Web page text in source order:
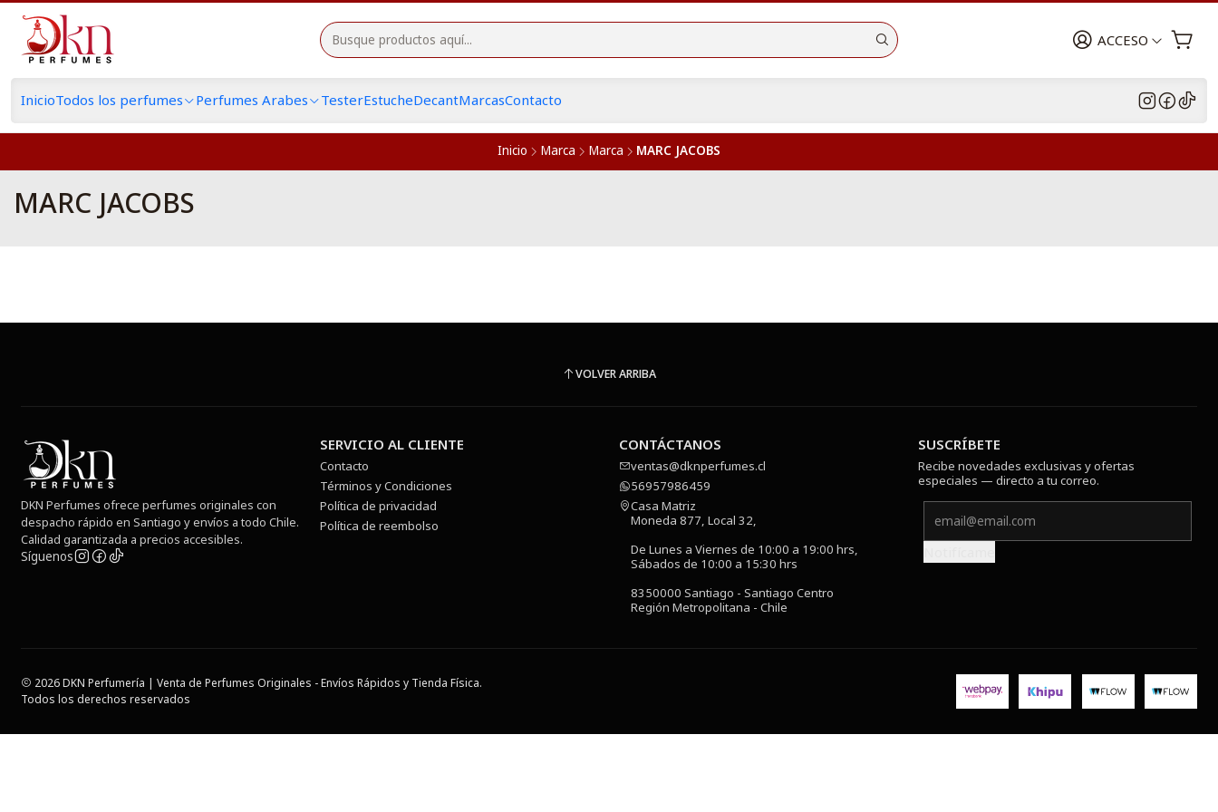
ACCESO
InicioTodos los perfumes Perfumes Arabes TesterEstucheDecantMarcasContacto
Inicio Marca Marca MARC JACOBS
MARC JACOBS
VOLVER ARRIBA
DKN Perfumes ofrece perfumes originales con
despacho rápido en Santiago y envíos a todo Chile.
Calidad garantizada a precios accesibles.
Síguenos
SERVICIO AL CLIENTE
Contacto
Términos y Condiciones
Política de privacidad
Política de reembolso
CONTÁCTANOS
ventas@dknperfumes.cl
56957986459
Casa Matriz
Moneda 877, Local 32,
De Lunes a Viernes de 10:00 a 19:00 hrs,
Sábados de 10:00 a 15:30 hrs
8350000 Santiago - Santiago Centro
Región Metropolitana - Chile
SUSCRÍBETE
Recibe novedades exclusivas y ofertas
especiales — directo a tu correo.
2026 DKN Perfumería | Venta de Perfumes Originales - Envíos Rápidos y Tienda Física.
Todos los derechos reservados